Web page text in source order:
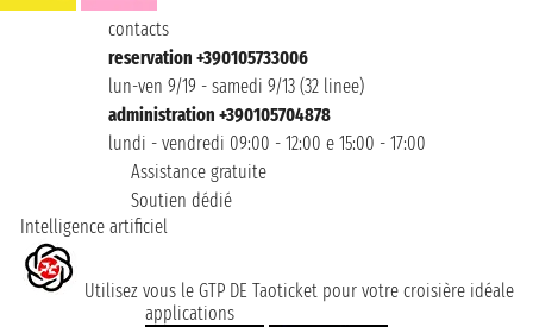
contacts
reservation +390105733006
lun-ven 9/19 - samedi 9/13 (32 linee)
administration +390105704878
lundi - vendredi 09:00 - 12:00 e 15:00 - 17:00
Assistance gratuite
Soutien dédié
Intelligence artificiel
Utilisez vous le GTP DE Taoticket pour votre croisière idéale
applications